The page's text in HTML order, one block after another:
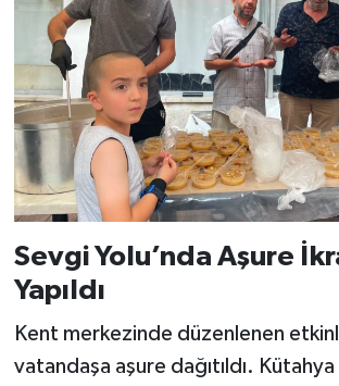
Sevgi Yolu’nda Aşure
Yapıldı
Kent merkezinde düzenlenen
vatandaşa aşure dağıtıldı.